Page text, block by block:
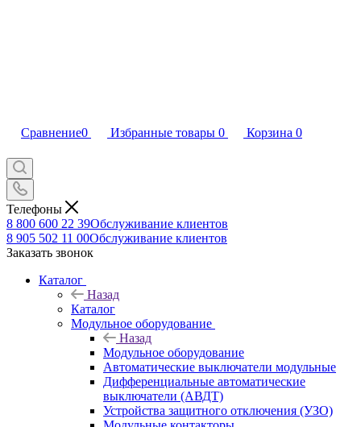
Сравнение0 Избранные товары 0 Корзина 0
Телефоны
8 800 600 22 39Обслуживание клиентов
8 905 502 11 00Обслуживание клиентов
Заказать звонок
Каталог
Назад
Каталог
Модульное оборудование
Назад
Модульное оборудование
Автоматические выключатели модульные
Дифференциальные автоматические
выключатели (АВДТ)
Устройства защитного отключения (УЗО)